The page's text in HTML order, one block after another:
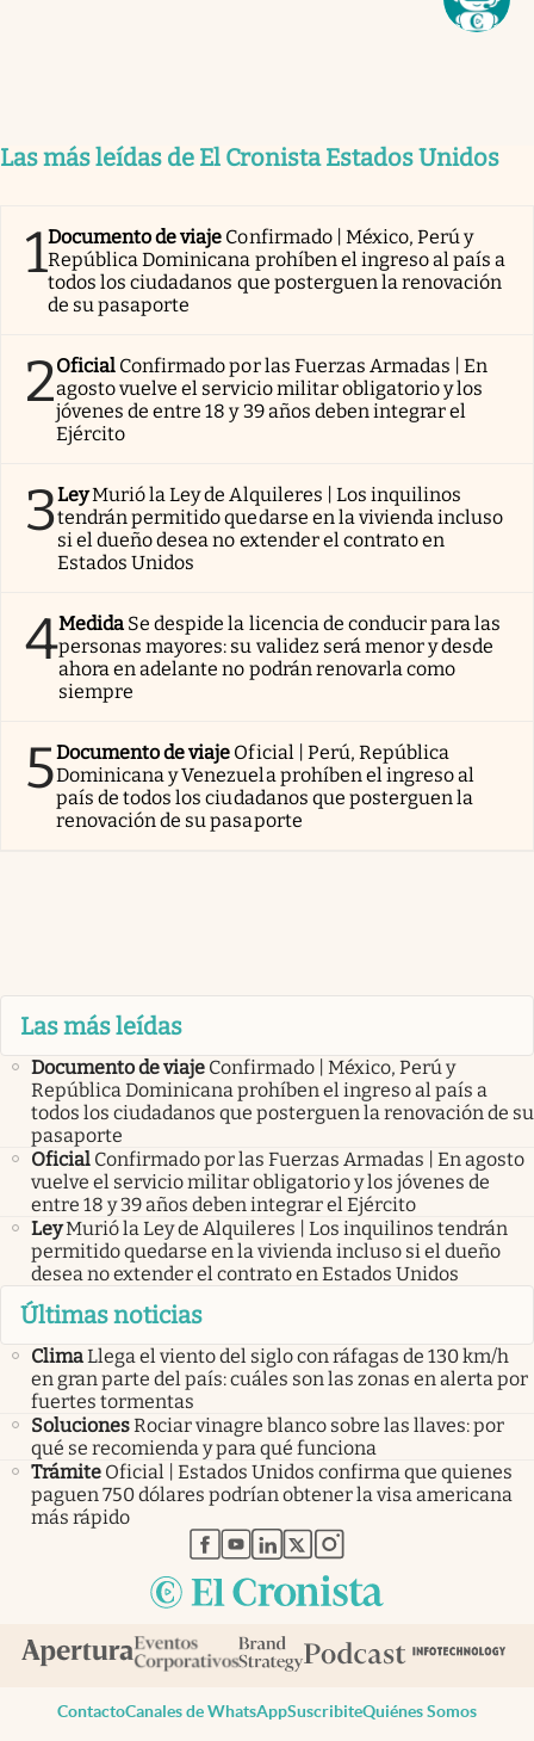
Las más leídas de El Cronista Estados Unidos
1Documento de viaje Confirmado | México, Perú y
República Dominicana prohíben el ingreso al país a
todos los ciudadanos que posterguen la renovación
de su pasaporte
2Oficial Confirmado por las Fuerzas Armadas | En
agosto vuelve el servicio militar obligatorio y los
jóvenes de entre 18 y 39 años deben integrar el
Ejército
3LeyMurió la Ley de Alquileres | Los inquilinos
tendrán permitido quedarse en la vivienda incluso
si el dueño desea no extender el contrato en
Estados Unidos
4Medida Se despide la licencia de conducir para las
personas mayores: su validez será menor y desde
ahora en adelante no podrán renovarla como
siempre
5Documento de viaje Oficial | Perú, República
Dominicana y Venezuela prohíben el ingreso al
país de todos los ciudadanos que posterguen la
renovación de su pasaporte
Las más leídas
Documento de viaje Confirmado | México, Perú y
República Dominicana prohíben el ingreso al país a
todos los ciudadanos que posterguen la renovación de su
pasaporte
Oficial Confirmado por las Fuerzas Armadas | En agosto
vuelve el servicio militar obligatorio y los jóvenes de
entre 18 y 39 años deben integrar el Ejército
LeyMurió la Ley de Alquileres | Los inquilinos tendrán
permitido quedarse en la vivienda incluso si el dueño
desea no extender el contrato en Estados Unidos
Últimas noticias
ClimaLlega el viento del siglo con ráfagas de 130 km/h
en gran parte del país: cuáles son las zonas en alerta por
fuertes tormentas
SolucionesRociar vinagre blanco sobre las llaves: por
qué se recomienda y para qué funciona
Trámite Oficial | Estados Unidos confirma que quienes
paguen 750 dólares podrían obtener la visa americana
más rápido
abre en nueva pestaña
abre en nueva pestaña
abre en nueva pestaña
abre en nueva pestaña
abre en nueva pestaña
ContactoCanales de WhatsAppSuscribiteQuiénes Somos